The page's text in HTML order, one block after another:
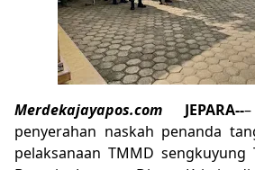
Merdekajayapos.com JEPARA--
penyerahan naskah penanda
pelaksanaan TMMD sengkuyung